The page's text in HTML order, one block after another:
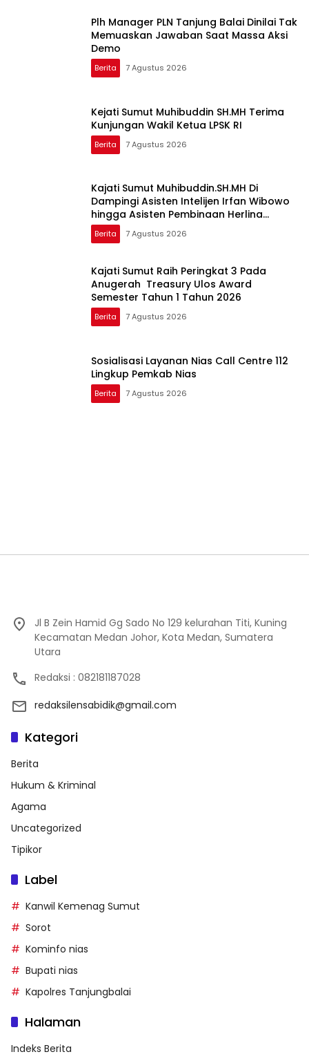
Plh Manager PLN Tanjung Balai Dinilai Tak
Memuaskan Jawaban Saat Massa Aksi
Demo
Berita 7 Agustus 2026
Kejati Sumut Muhibuddin SH.MH Terima
Kunjungan Wakil Ketua LPSK RI
Berita 7 Agustus 2026
Kajati Sumut Muhibuddin.SH.MH Di
Dampingi Asisten Intelijen Irfan Wibowo
hingga Asisten Pembinaan Herlina
Setyorini Sidak Kejari Binjai
Berita 7 Agustus 2026
Kajati Sumut Raih Peringkat 3 Pada
Anugerah Treasury Ulos Award
Semester Tahun 1 Tahun 2026
Berita 7 Agustus 2026
Sosialisasi Layanan Nias Call Centre 112
Lingkup Pemkab Nias
Berita 7 Agustus 2026
Jl B Zein Hamid Gg Sado No 129 kelurahan Titi, Kuning
Kecamatan Medan Johor, Kota Medan, Sumatera
Utara
Redaksi : 082181187028
redaksilensabidik@gmail.com
Kategori
Berita
Hukum & Kriminal
Agama
Uncategorized
Tipikor
Label
Kanwil Kemenag Sumut
Sorot
Kominfo nias
Bupati nias
Kapolres Tanjungbalai
Halaman
Indeks Berita